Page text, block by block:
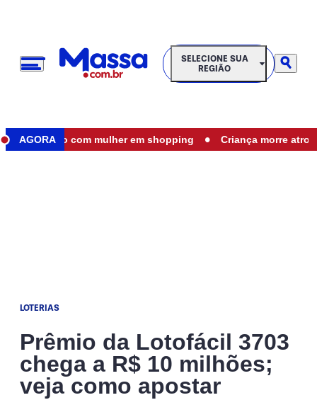
SELECIONE SUA REGIÃO
SELECIONE SUA
REGIÃO
AGORA
íntimo com mulher em shopping • Criança morre
LOTERIAS
Prêmio da Lotofácil 3703
chega a R$ 10 milhões;
veja como apostar